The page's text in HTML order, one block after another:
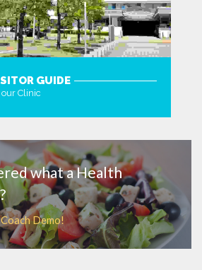
GUIDE
Clinic
what a Health
Demo!